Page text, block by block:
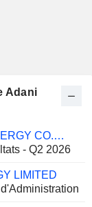
Adani
XINJIANG LIXIN ENERGY CO., LTD.
- Q2 2026
LIMITED